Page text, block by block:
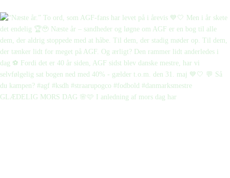
GLÆDELIG MORS DAG 🌸🩷 I anledning af mors dag har